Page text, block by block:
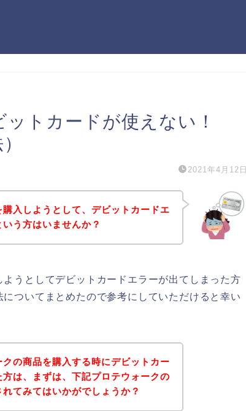
トカードが使えない！
2021年4月12日
入しようとして、デビットカードエ
う方はいませんか？
うとしてデビットカードエラーが出てしまった方
ついてまとめたので参考にしていただけると幸い
の商品を購入する時にデビットカー
方は、まずは、下記プロテウォークの
てみてはいかがでしょうか？